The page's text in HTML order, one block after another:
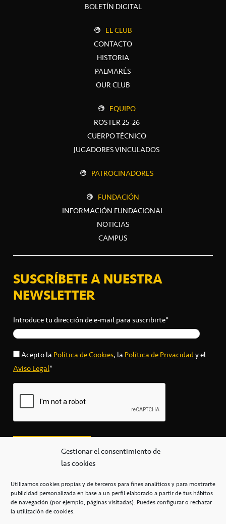
Gestionar el consentimiento de
las cookies
Utilizamos cookies propias y de terceros para fines analíticos y para mostrarte
publicidad personalizada en base a un perfil elaborado a partir de tus hábitos
de navegación (por ejemplo, páginas visitadas). Puedes configurar o rechazar
la utilización de cookies.
BOLETÍN DIGITAL
EL CLUB
CONTACTO
HISTORIA
PALMARÉS
OUR CLUB
EQUIPO
ROSTER 25-26
CUERPO TÉCNICO
JUGADORES VINCULADOS
PATROCINADORES
FUNDACIÓN
INFORMACIÓN FUNDACIONAL
NOTICIAS
CAMPUS
SUSCRÍBETE A NUESTRA
NEWSLETTER
Introduce tu dirección de e-mail para suscribirte*
Acepto laPolítica de Cookies, laPolítica de Privacidady el
Aviso Legal*
secretaria@cbcanarias.es
+34 922 253 684